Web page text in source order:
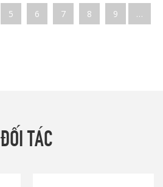
5 6 7 8 9 …
ĐỐI TÁC